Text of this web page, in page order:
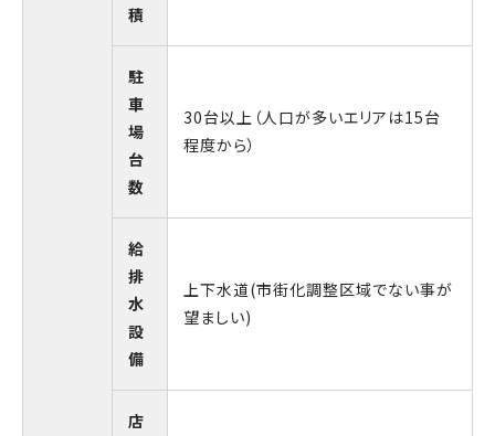
積
駐
車
場
台
数
30台以上（人口が多いエリアは15台
程度から）
給
排
水
設
備
上下水道(市街化調整区域でない事が
望ましい)
店